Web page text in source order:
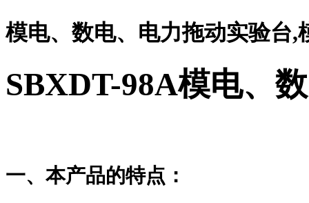
模电、数电、电力拖动实验台,
SBXDT-98A模电、
一、本产品的特点：